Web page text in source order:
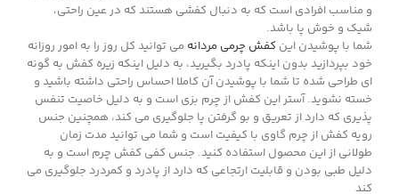
و مناسب افرادی است که به دنبال کفشی هستند که در عین راحتی،
شیک و خوش پا باشد.
شما با پوشیدن این کفش چرمی مردانه می توانید کل روز را به امور روزانه
خود بپردازید بدون اینکه پادرد بگیرید، به دلیل اینکه زیره کفش به گونه
ای طراحی شده تا شما با پوشیدن آن کاملا احساس راحتی داشته باشید و
خسته نشوید. آستر این کفش از چرم بزی است و به دلیل خاصیت تنفس
پذیری که دارد از تعریق و بو گرفتن پا جلوگیری می کند، همچنین جنس
رویه کفش از چرم گاوی با کیفیت است و شما می توانید مدت زمان
طولانی از این محصول استفاده کنید. جنس کفی کفش چرم است و به
دلیل طبی بودن و قابلیت ارتجاعی که دارد از پادرد و کمردرد جلوگیری می
کند